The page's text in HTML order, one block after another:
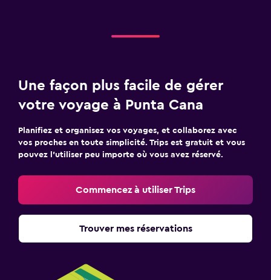
Une façon plus facile de gérer
votre voyage à Punta Cana
Planifiez et organisez vos voyages, et collaborez avec
vos proches en toute simplicité. Trips est gratuit et vous
pouvez l’utiliser peu importe où vous avez réservé.
Commencez à utiliser Trips
Trouver mes réservations